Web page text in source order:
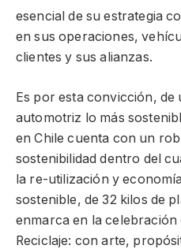
esencial de su estrategia
en sus operaciones,
clientes y sus alianzas.
Es por esta convicción, de
automotriz lo más
en Chile cuenta con un
sostenibilidad dentro del
la re-utilización y
sostenible, de 32 kilos de
enmarca en la celebración
Reciclaje: con arte,